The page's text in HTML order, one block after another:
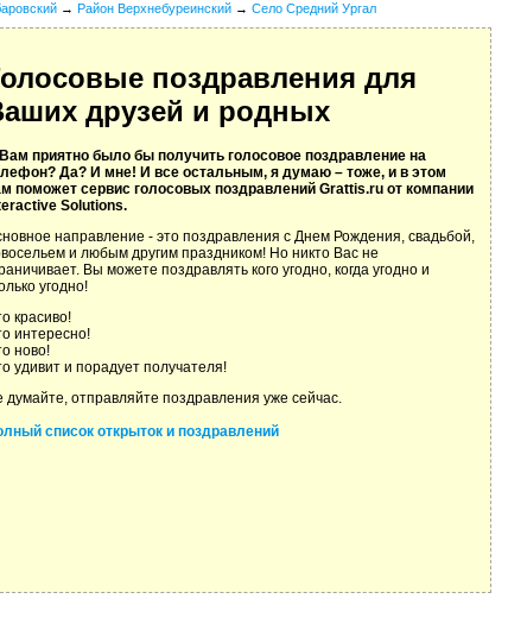
→ Район Верхнебуреинский → Село Средний Ургал
поздравления для
друзей и родных
приятно было бы получить голосовое поздравление на
Да? И мне! И все остальным, я думаю – тоже, и в этом
поможет сервис голосовых поздравлений Grattis.ru от компании
Solutions.
направление - это поздравления с Днем Рождения, свадьбой,
и любым другим праздником! Но никто Вас не
Вы можете поздравлять кого угодно, когда угодно и
угодно!
красиво!
интересно!
ново!
удивит и порадует получателя!
думайте, отправляйте поздравления уже сейчас.
список открыток и поздравлений